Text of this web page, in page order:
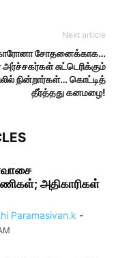
Next article
சோதனைக்காக…
அர்ச்சகர்கள் சுட்டெரிக்கும்
நின்றார்கள்… கொட்டித்
தீர்த்தது கனமழை!
அதிகாரிகள்
Paramasivan.k -